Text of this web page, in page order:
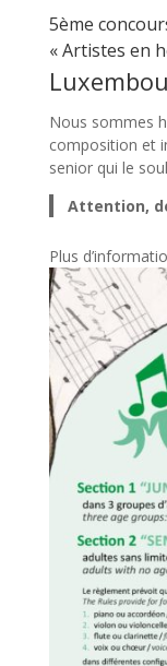
5ème
« Artistes en
Nous sommes
composition et
senior qui le
Attention,
Plus